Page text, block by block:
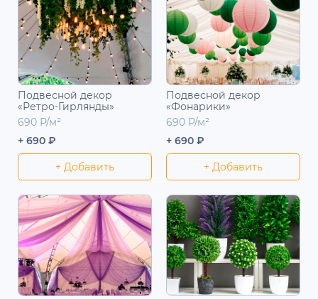
Подвесной декор
«Ретро-Гирлянды»
690 Р/м²
+ 690 ₽
+ Добавить
Подвесной декор
«Фонарики»
690 Р/м²
+ 690 ₽
+ Добавить